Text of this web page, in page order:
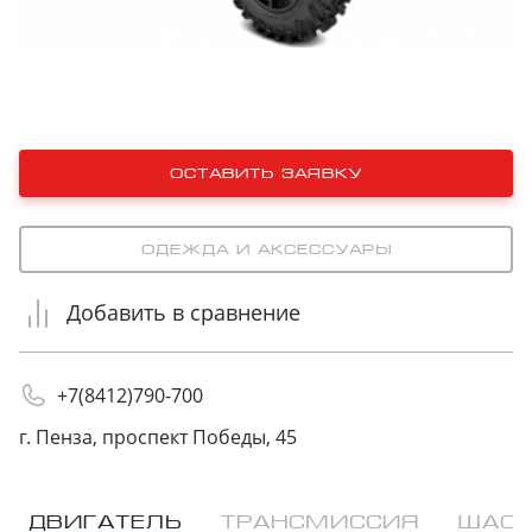
оставить заявку
Одежда и аксессуары
Добавить в сравнение
+7(8412)790-700
г. Пенза, проспект Победы, 45
ДВИГАТЕЛЬ ТРАНСМИССИЯ